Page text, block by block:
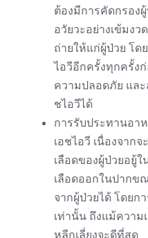
ต้องมีการคัดกรอง
อวัยวะอย่างเข้มง
ถ่ายให้แก่ผู้ป่วย โด
ไอวีอีกครั้งทุกครั้ง
ความปลอดภัย และ
ชไอวีได้
การรับประทานอา
เอชไอวี เนื่องจาก
เลือดของผู้ป่วยอยู้
เลือดออกในปากข
จากผู้ป่วยได้ โดย
เท่านั้น ถึงแม้ความ
หลีกเลี่ยงจะดีที่สุด